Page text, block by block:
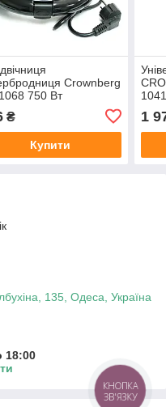
Crownberg
750 Вт
₴
Купити
1
135, Одеса, Україна
18:00
КНОПКА
ЗВ'ЯЗКУ